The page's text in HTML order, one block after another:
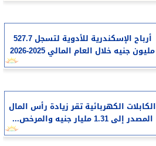
أرباح الإسكندرية للأدوية لتسجل 527.7
مليون جنيه خلال العام المالي 2025-2026
الكابلات الكهربائية تقر زيادة رأس المال
المصدر إلى 1.31 مليار جنيه والمرخص...